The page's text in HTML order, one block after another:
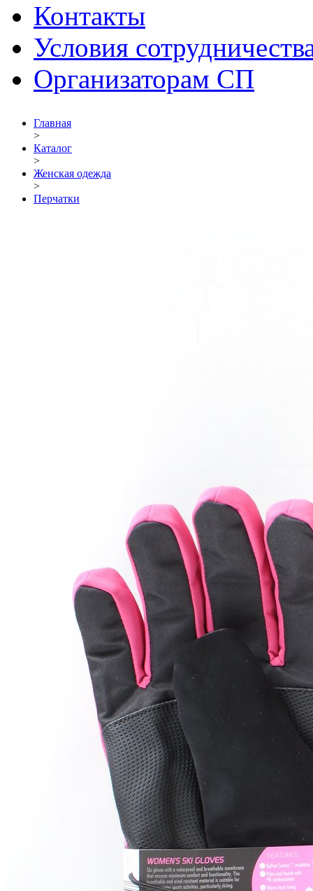
Контакты
Условия
Организаторам СП
Главная
>
Каталог
>
Женская одежда
>
Перчатки